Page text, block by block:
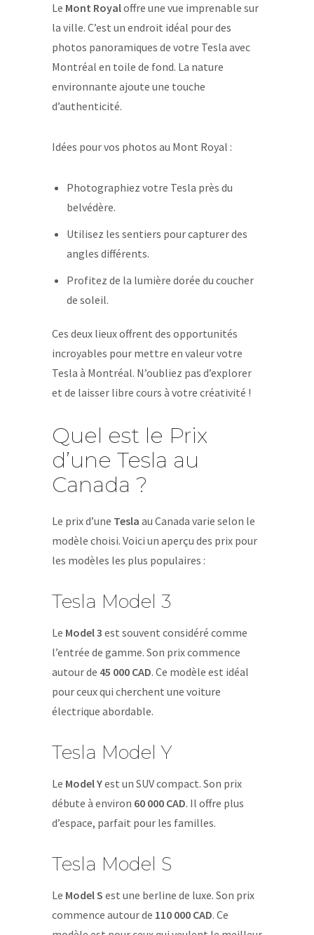
Le Mont Royaloffre une vue imprenable sur
la ville. C’est un endroit idéal pour des
photos panoramiques de votre Tesla avec
Montréal en toile de fond. La nature
environnante ajoute une touche
d’authenticité.
Idées pour vos photos au Mont Royal :
Photographiez votre Tesla près du
belvédère.
Utilisez les sentiers pour capturer des
angles différents.
Profitez de la lumière dorée du coucher
de soleil.
Ces deux lieux offrent des opportunités
incroyables pour mettre en valeur votre
Tesla à Montréal. N’oubliez pas d’explorer
et de laisser libre cours à votre créativité !
Quel est le Prix
d’une Tesla au
Canada ?
Le prix d’une Tesla au Canada varie selon le
modèle choisi. Voici un aperçu des prix pour
les modèles les plus populaires :
Tesla Model 3
Le Model 3 est souvent considéré comme
l’entrée de gamme. Son prix commence
autour de 45 000 CAD. Ce modèle est idéal
pour ceux qui cherchent une voiture
électrique abordable.
Tesla Model Y
Le Model Yest un SUV compact. Son prix
débute à environ 60 000 CAD. Il offre plus
d’espace, parfait pour les familles.
Tesla Model S
Le Model S est une berline de luxe. Son prix
commence autour de 110 000 CAD. Ce